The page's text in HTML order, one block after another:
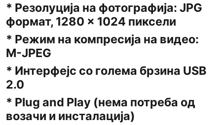
* Резолуција на фотографија: JPG
формат, 1280 × 1024 пиксели
* Режим на компресија на видео:
M-JPEG
* Интерфејс со голема брзина USB
2.0
* Plug and Play (нема потреба од
возачи и инсталација)